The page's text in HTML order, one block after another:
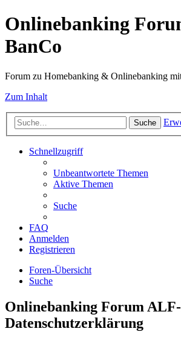
Onlinebanking
BanCo
Forum zu Homebanking & Onlinebanking
Zum Inhalt
Suche
Schnellzugriff
Unbeantwortete Themen
Aktive Themen
Suche
FAQ
Anmelden
Registrieren
Foren-Übersicht
Suche
Onlinebanking Forum
Datenschutzerklärung